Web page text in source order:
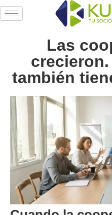
Las
también